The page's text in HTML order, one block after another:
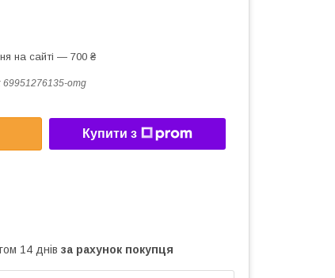
на сайті — 700 ₴
69951276135-omg
Купити з
14 днів за рахунок покупця